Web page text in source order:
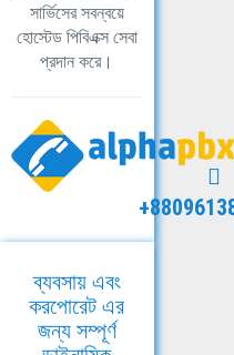
সার্ভিসের সবন্বয়ে
হোস্টেড পিবিএক্স সেবা
প্রদান করে।
ব্যবসায় এবং
করপোরেট এর
জন্য সম্পূর্ণ